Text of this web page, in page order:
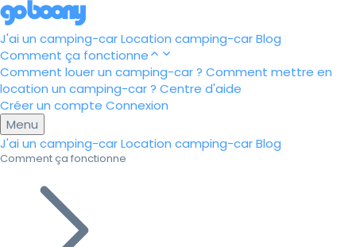
J'ai un camping-carLocation camping-carBlog
Comment ça fonctionne
Comment louer un camping-car ? Comment mettre en
location un camping-car ? Centre d'aide
Créer un compte Connexion
Menu
J'ai un camping-carLocation camping-carBlog
Comment ça fonctionne